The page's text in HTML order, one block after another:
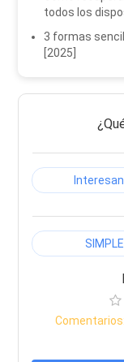
todos los
3 formas
[2025]
SIMPLE
Comentarios: